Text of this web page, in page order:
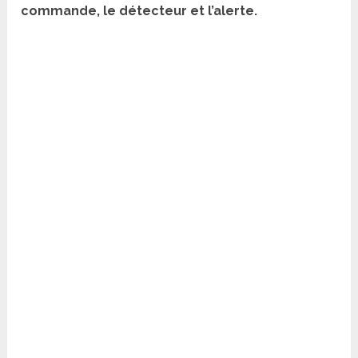
commande, le détecteur et l’alerte.